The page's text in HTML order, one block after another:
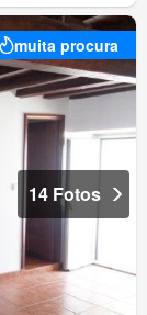
muita procura
14 Fotos